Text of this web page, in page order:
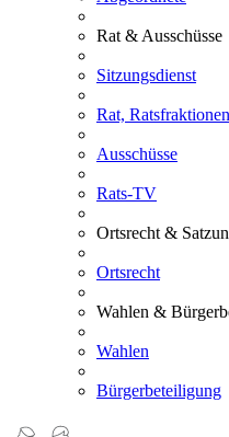
Rat & Ausschüsse
Sitzungsdienst
Rat,
Ausschüsse
Rats-TV
Ortsrecht &
Ortsrecht
Wahlen &
Wahlen
Bürgerbeteiligung